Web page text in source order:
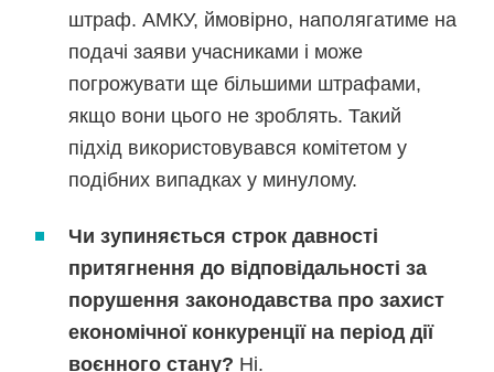
штраф. АМКУ, ймовірно, наполягатиме на
подачі заяви учасниками і може
погрожувати ще більшими штрафами,
якщо вони цього не зроблять. Такий
підхід використовувався комітетом у
подібних випадках у минулому.
Чи зупиняється строк давності
притягнення до відповідальності за
порушення законодавства про захист
економічної конкуренції на період дії
воєнного стану? Ні.